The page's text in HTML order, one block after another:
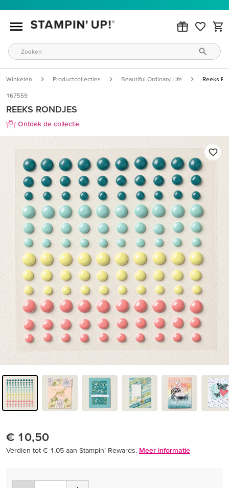
Winkelen Productcollecties Beautiful Ordinary Life Reeks
167559
REEKS RONDJES
Ontdek de collectie
€ 10,50
Verdien tot € 1,05 aan Stampin’ Rewards. Meer informatie